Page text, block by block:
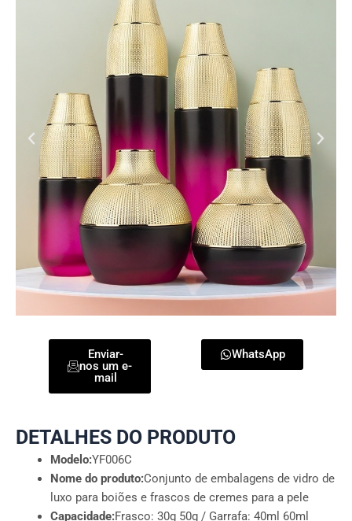
Enviar-
nos um e-
mail
WhatsApp
DETALHES DO PRODUTO
Modelo:YF006C
Nome do produto:Conjunto de embalagens de vidro de
luxo para boiões e frascos de cremes para a pele
Capacidade:Frasco: 30g 50g / Garrafa: 40ml 60ml